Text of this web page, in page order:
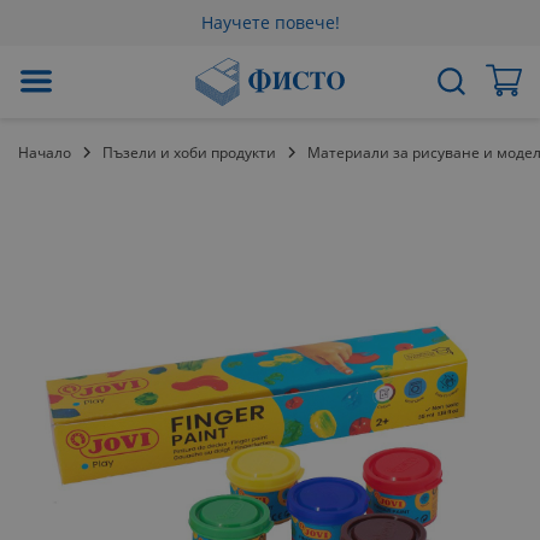
Научете повече!
към
Търсене
Начало Пъзели и хоби продукти Материали за рисуване и